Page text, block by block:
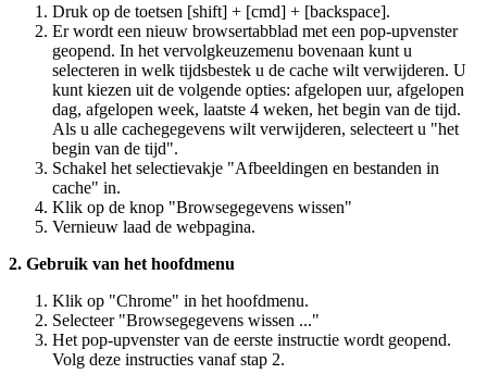
Druk op de toetsen [shift] + [cmd] + [backspace].
Er wordt een nieuw browsertabblad met een pop-upvenster
geopend. In het vervolgkeuzemenu bovenaan kunt u
selecteren in welk tijdsbestek u de cache wilt verwijderen. U
kunt kiezen uit de volgende opties: afgelopen uur, afgelopen
dag, afgelopen week, laatste 4 weken, het begin van de tijd.
Als u alle cachegegevens wilt verwijderen, selecteert u "het
begin van de tijd".
Schakel het selectievakje "Afbeeldingen en bestanden in
cache" in.
Klik op de knop "Browsegegevens wissen"
Vernieuw laad de webpagina.
2. Gebruik van het hoofdmenu
Klik op "Chrome" in het hoofdmenu.
Selecteer "Browsegegevens wissen ..."
Het pop-upvenster van de eerste instructie wordt geopend.
Volg deze instructies vanaf stap 2.